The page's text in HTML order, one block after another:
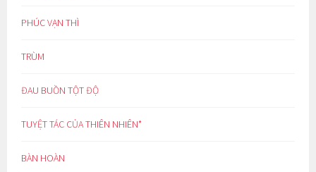
PHÚC VẠN THÌ
TRÙM
ĐAU BUỒN TỘT ĐỘ
TUYỆT TÁC CỦA THIÊN NHIÊN*
BÀN HOÀN